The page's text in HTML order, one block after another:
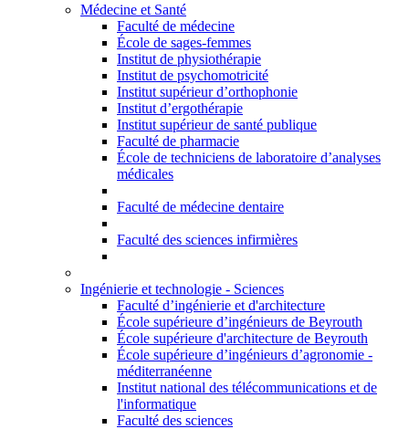
Médecine et Santé
Faculté de médecine
École de sages-femmes
Institut de physiothérapie
Institut de psychomotricité
Institut supérieur d’orthophonie
Institut d’ergothérapie
Institut supérieur de santé publique
Faculté de pharmacie
École de techniciens de laboratoire d’analyses
médicales
Faculté de médecine dentaire
Faculté des sciences infirmières
Ingénierie et technologie - Sciences
Faculté d’ingénierie et d'architecture
École supérieure d’ingénieurs de Beyrouth
École supérieure d'architecture de Beyrouth
École supérieure d’ingénieurs d’agronomie -
méditerranéenne
Institut national des télécommunications et de
l'informatique
Faculté des sciences